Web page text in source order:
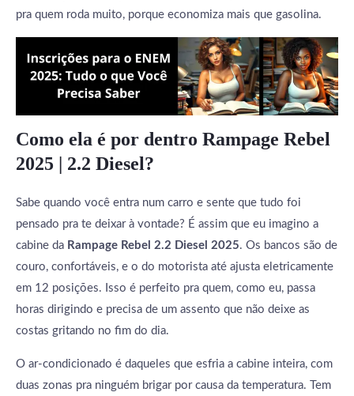
pra quem roda muito, porque economiza mais que gasolina.
Como ela é por dentro Rampage Rebel
2025 | 2.2 Diesel?
Sabe quando você entra num carro e sente que tudo foi
pensado pra te deixar à vontade? É assim que eu imagino a
cabine da Rampage Rebel 2.2 Diesel 2025. Os bancos são de
couro, confortáveis, e o do motorista até ajusta eletricamente
em 12 posições. Isso é perfeito pra quem, como eu, passa
horas dirigindo e precisa de um assento que não deixe as
costas gritando no fim do dia.
O ar-condicionado é daqueles que esfria a cabine inteira, com
duas zonas pra ninguém brigar por causa da temperatura. Tem